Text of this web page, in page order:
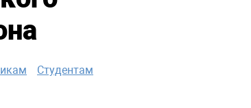
Студентам